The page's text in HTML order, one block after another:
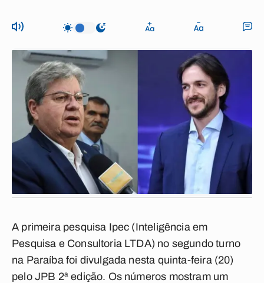
A primeira pesquisa Ipec (Inteligência em
Pesquisa e Consultoria LTDA) no segundo turno
na Paraíba foi divulgada nesta quinta-feira (20)
pelo JPB 2ª edição. Os números mostram um